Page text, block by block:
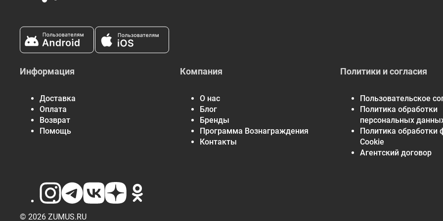
Декстрин (пищевая клетчатка), эритритол,
ароматизаторы, фруктовый и овощной сок для
Произведено на предприятии, где не обрабатываются
Чрезмерное употребление может вызвать
Мелкие предметы, например, твердые или мягкие
Не безопасно для домашних животных.
Информация
Доставка
Оплата
Возврат
Помощь
Компания
О нас
Блог
Бренды
Программа Вознаграждения
Контакты
Политики и согласия
Пользовательское
Политика обработки
персональных
Политика обработки
Cookie
Агентский договор
© 2026 ZUMUS.RU